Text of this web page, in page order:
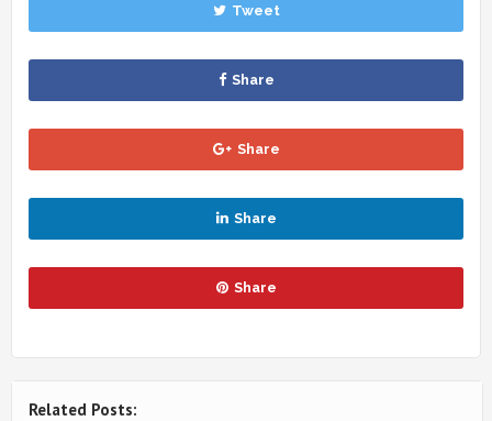
Tweet
Share
Share
Share
Share
Related Posts: